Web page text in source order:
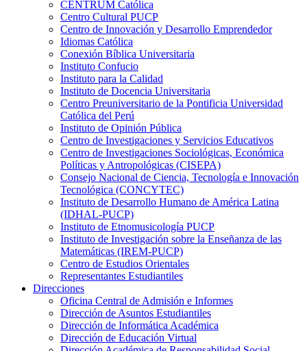
CENTRUM Católica
Centro Cultural PUCP
Centro de Innovación y Desarrollo Emprendedor
Idiomas Católica
Conexión Bíblica Universitaria
Instituto Confucio
Instituto para la Calidad
Instituto de Docencia Universitaria
Centro Preuniversitario de la Pontificia Universidad
Católica del Perú
Instituto de Opinión Pública
Centro de Investigaciones y Servicios Educativos
Centro de Investigaciones Sociológicas, Económica
Políticas y Antropológicas (CISEPA)
Consejo Nacional de Ciencia, Tecnología e Innovación
Tecnológica (CONCYTEC)
Instituto de Desarrollo Humano de América Latina
(IDHAL-PUCP)
Instituto de Etnomusicología PUCP
Instituto de Investigación sobre la Enseñanza de las
Matemáticas (IREM-PUCP)
Centro de Estudios Orientales
Representantes Estudiantiles
Direcciones
Oficina Central de Admisión e Informes
Dirección de Asuntos Estudiantiles
Dirección de Informática Académica
Dirección de Educación Virtual